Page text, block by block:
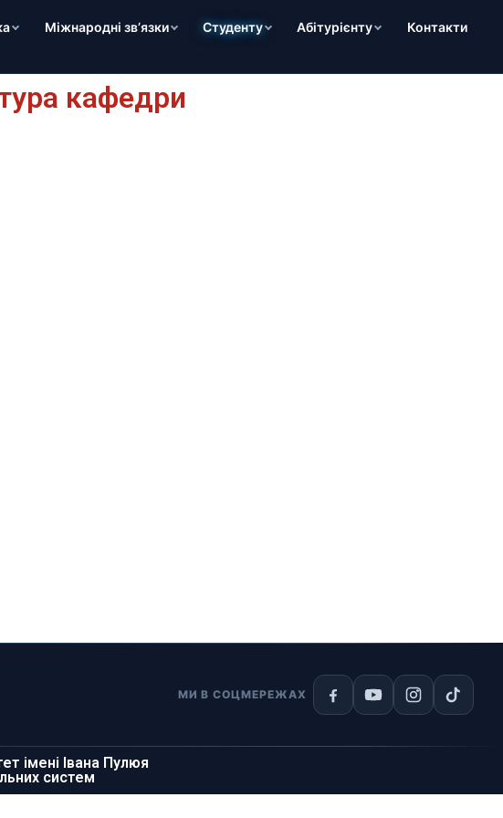
Міжнародні зв’язки Студенту Абітурієнту Контакти
кафедри
МИ В СОЦМЕРЕЖАХ
імені Івана Пулюя
систем